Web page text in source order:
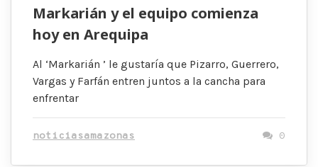
Markarián y el equipo comienza
hoy en Arequipa
Al ‘Markarián ’ le gustaría que Pizarro, Guerrero,
Vargas y Farfán entren juntos a la cancha para
enfrentar
noticiasamazonas 0